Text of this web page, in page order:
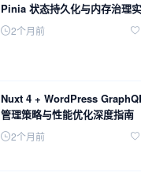
Pinia 状态持久化与内存治理
2个月前
Nuxt 4 + WordPress
管理策略与性能优化深度指南
2个月前